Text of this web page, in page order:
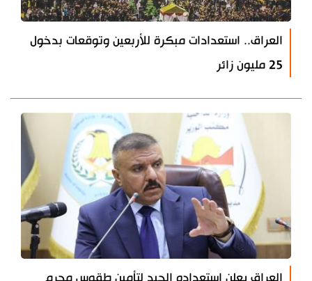
العراق.. استعدادات مبكرة للأربعين وتوقعات بدخول
25 مليون زائر
العراق يعلن استعداده الجيد لتأمين طقوس محرم